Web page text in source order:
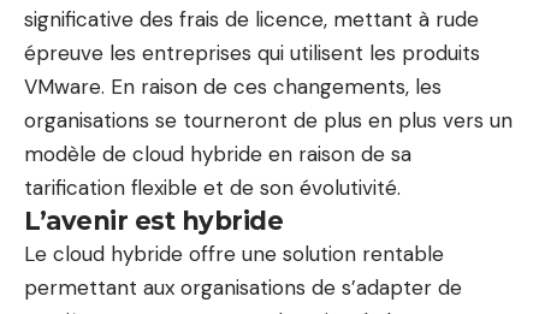
significative des frais de licence, mettant à rude
épreuve les entreprises qui utilisent les produits
VMware. En raison de ces changements, les
organisations se tourneront de plus en plus vers un
modèle de cloud hybride en raison de sa
tarification flexible et de son évolutivité.
L’avenir est hybride
Le cloud hybride offre une solution rentable
permettant aux organisations de s’adapter de